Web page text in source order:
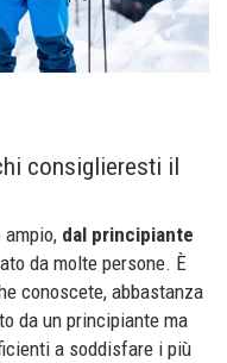
consiglieresti il
dal principiante
da molte persone. È
conoscete, abbastanza
da un principiante ma
a soddisfare i più